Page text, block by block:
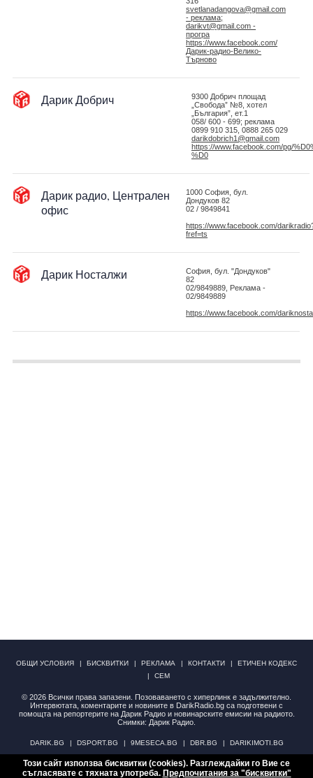
svetlanadangova@gmail.com
- реклама;
darikvt@gmail.com -
програ
https://www.facebook.com/
Дарик-радио-Велико-
Търново
Дарик Добрич
9300 Добрич площад
„Свобода” №8, хотел
„България”, ет.1
058/ 600 - 699; реклама
0899 910 315, 0888 265 029
darikdobrich1@gmail.com
https://www.facebook.com/pg/
%D0
Дарик радио, Централен
офис
1000 София, бул.
Дондуков 82
02 / 9849841
https://www.facebook.com/
fref=ts
Дарик Носталжи
София, бул. "Дондуков"
82
02/9849889, Реклама -
02/9849889
https://www.facebook.com/
ОБЩИ УСЛОВИЯ БИСКВИТКИ РЕКЛАМА КОНТАКТИ
ЕТИЧЕН КОДЕКС
СЕМ
© 2026 Всички права запазени. Позоваването с хиперлинк е задължително.
Интервютата, коментарите и новините в DarikRadio.bg са подготвени с
помощта на репортерите на Дарик Радио и новинарските емисии на радиото.
Снимки: Дарик Радио.
DARIK.BG DSPORT.BG 9MESECA.BG DBR.BG DARIKIMOTI.BG
НОВИНИ АНКЕТИ
Този сайт използва бисквитки (cookies). Разглеждайки го Вие се
съгласявате с тяхната употреба. Предпочитания за "бисквитки"